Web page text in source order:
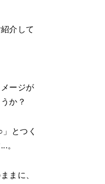
介して
ージが
か？
とつく
。
まに、